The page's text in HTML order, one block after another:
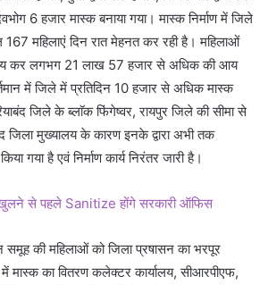
6 हजार मास्क बनाया गया। मास्क निर्माण में जिले
महिलाएं दिन रात मेहनत कर रही है। महिलाओं
कर लगभग 21 लाख 57 हजार से अधिक की आय
में जिले में प्रतिदिन 10 हजार से अधिक मास्क
जिले के ब्लाॅक फिंगेष्वर, रायपुर जिले की सीमा से
जिला मुख्यालय के कारण इनके द्वारा अभी तक
गया है एवं निर्माण कार्य निरंतर जारी है।
से पहले Sanitize होंगे सरकारी ऑफिस
समूह की महिलाओं को जिला प्रषासन का भरपूर
मास्क का वितरण कलेक्टर कार्यालय, सीआरपीएफ,